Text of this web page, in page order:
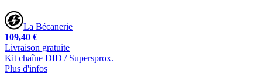
La Bécanerie
109,40 €
Livraison gratuite
Kit chaîne DID / Supersprox.
Plus d'infos